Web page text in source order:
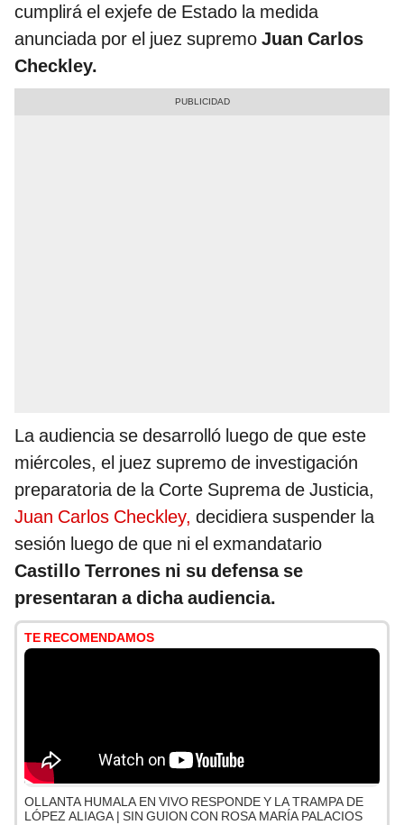
cumplirá el exjefe de Estado la medida
anunciada por el juez supremo Juan Carlos
Checkley.
La audiencia se desarrolló luego de que este
miércoles, el juez supremo de investigación
preparatoria de la Corte Suprema de Justicia,
Juan Carlos Checkley, decidiera suspender la
sesión luego de que ni el exmandatario
Castillo Terrones ni su defensa se
presentaran a dicha audiencia.
TE RECOMENDAMOS
OLLANTA HUMALA EN VIVO RESPONDE Y LA TRAMPA DE
LÓPEZ ALIAGA | SIN GUION CON ROSA MARÍA PALACIOS